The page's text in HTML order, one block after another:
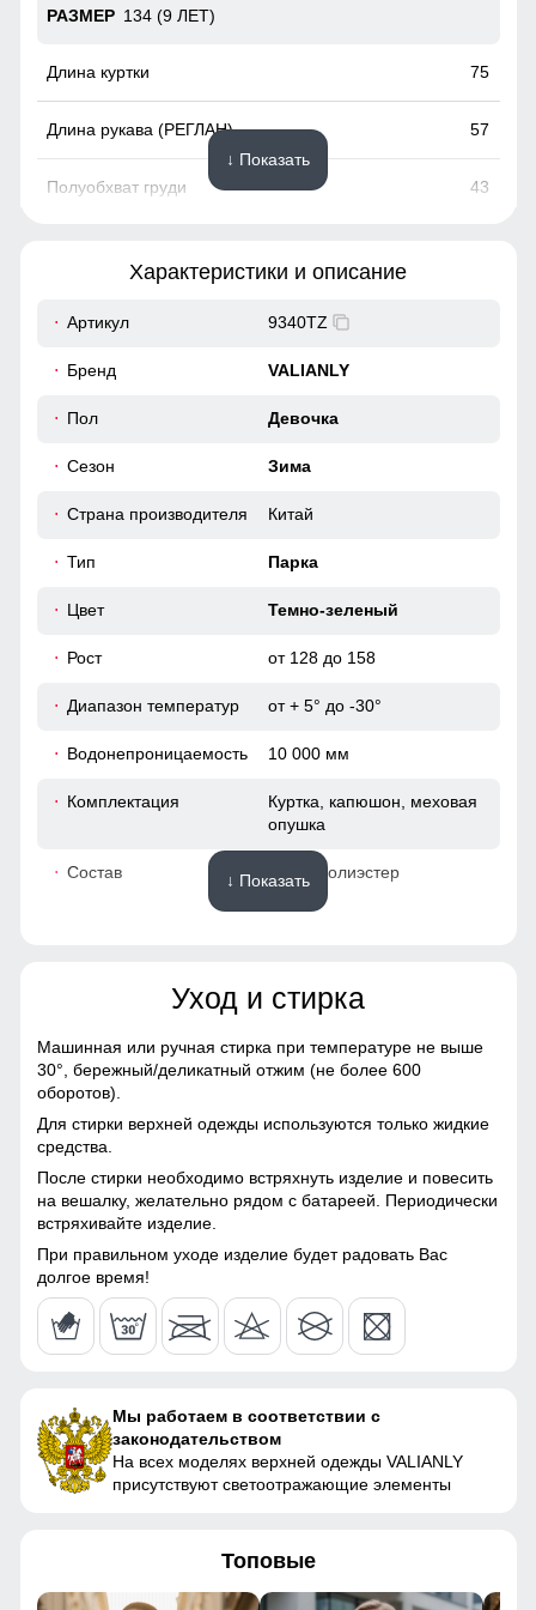
Съемная меховая опушка.Используется натуральный мех
Карманы служат местом хранения различных мелочей.
Карманы служат местом хранения различных мелочей.
Манжеты
Эластичные манжеты еще один из способов
воспрепятствовать проникновению холода.Они просто
необходимы в случае если вы одеваете предпочитаете
фиксировать голень.
134 (9 ЛЕТ)
75
57
43
63
158 (13 ЛЕТ)
↓ Показать
Характеристики и описание
Артикул 9340TZ
Бренд VALIANLY
Пол Девочка
Сезон Зима
Страна производителя Китай
Тип Парка
Цвет Темно-зеленый
Рост от 128 до 158
Диапазон температур от + 5° до -30°
Водонепроницаемость 10 000 мм
Комплектация
Куртка, капюшон, меховая
опушка
Состав 100% Полиэстер
Gore-tex, Овчина,
Мембранные материалы,
Полиэстер, Плащевка,
Тефлон, Болонь,
Материал подкладки
куртки
Материал подкладки
воротника
Материал подкладки
капюшона
овчина
Особенность ткани
Плотная мембранная
ткань
Утеплитель гр от 280 до 400
Конструктивные особенности
Покрой Полурасклешенный
↓ Показать
Уход и стирка
Машинная или ручная стирка при температуре не выше
30°, бережный/деликатный отжим (не более 600
оборотов).
Для стирки верхней одежды используются только жидкие
средства.
После стирки необходимо встряхнуть изделие и повесить
на вешалку, желательно рядом с батареей. Периодически
встряхивайте изделие.
При правильном уходе изделие будет радовать Вас
долгое время!
Мы работаем в соответствии с
законодательством
На всех моделях верхней одежды VALIANLY
присутствуют светоотражающие элементы
Топовые